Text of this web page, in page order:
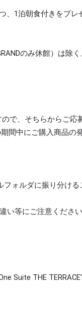
、1泊朝食付きをプレ
のみ休館）は除
で、そちらからご応
間中に ご購入商品の
フォルダに振り分け
い等にご注意くださ
Suite THE